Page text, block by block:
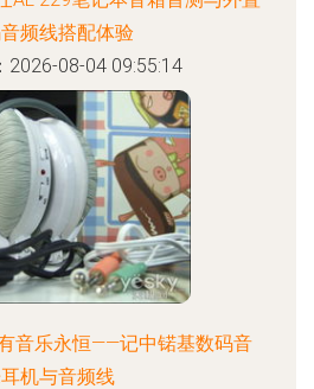
频线搭配体验
2026-08-04 09:55:14
音乐永恒——记中锘基数码音
机与音频线